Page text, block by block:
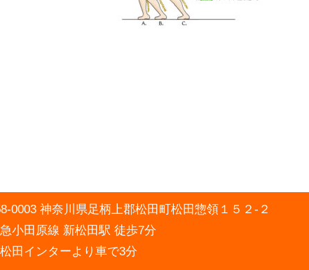
0003 神奈川県足柄上郡松田町松田惣領１５２-２
小田原線 新松田駅 徒歩7分
田インターより車で3分